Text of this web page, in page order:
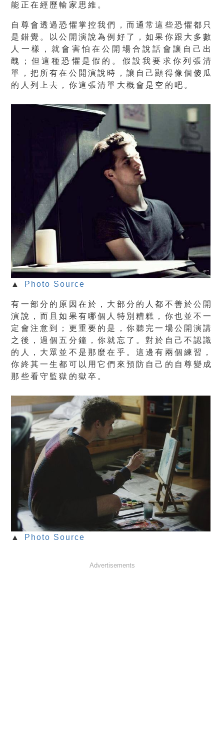
能正在經歷輸家思維。
自尊會透過恐懼掌控我們，而通常這些恐懼都只
是錯覺。以公開演說為例好了，如果你跟大多數
人一樣，就會害怕在公開場合說話會讓自己出
醜；但這種恐懼是假的。假設我要求你列張清
單，把所有在公開演說時，讓自己顯得像個傻瓜
的人列上去，你這張清單大概會是空的吧。
▲ Photo Source
有一部分的原因在於，大部分的人都不善於公開
演說，而且如果有哪個人特別糟糕，你也並不一
定會注意到；更重要的是，你聽完一場公開演講
之後，過個五分鐘，你就忘了。對於自己不認識
的人，大眾並不是那麼在乎。這邊有兩個練習，
你終其一生都可以用它們來預防自己的自尊變成
那些看守監獄的獄卒。
▲ Photo Source
Advertisements